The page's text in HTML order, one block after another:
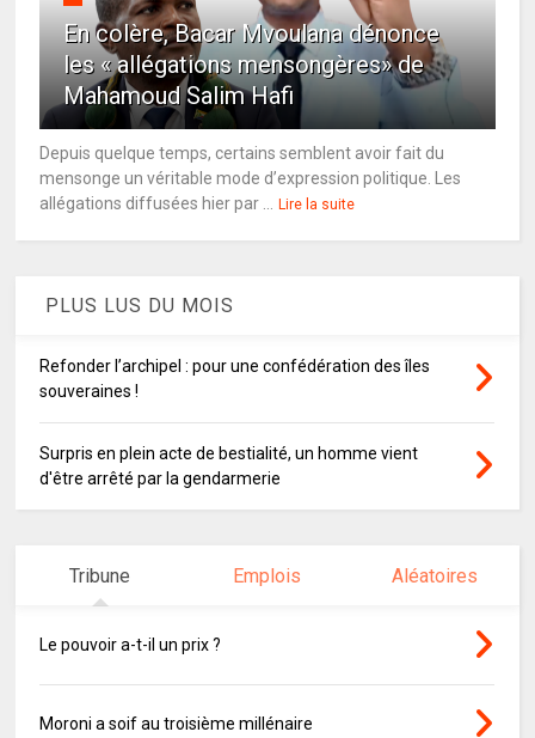
En colère, Bacar Mvoulana dénonce
les « allégations mensongères» de
Mahamoud Salim Hafi
Depuis quelque temps, certains semblent avoir fait du
mensonge un véritable mode d’expression politique. Les
allégations diffusées hier par ...
Lire la suite
PLUS LUS DU MOIS
Refonder l’archipel : pour une confédération des îles
souveraines !
Surpris en plein acte de bestialité, un homme vient
d'être arrêté par la gendarmerie
Tribune Emplois Aléatoires
Le pouvoir a-t-il un prix ?
Moroni a soif au troisième millénaire